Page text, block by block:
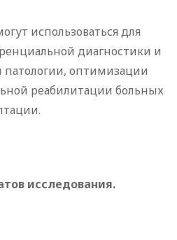
использоваться для
диагностики и
патологии, оптимизации
реабилитации больных
исследования.